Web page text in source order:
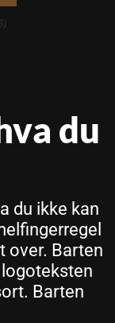
du
du ikke kan
over. Barten
Barten